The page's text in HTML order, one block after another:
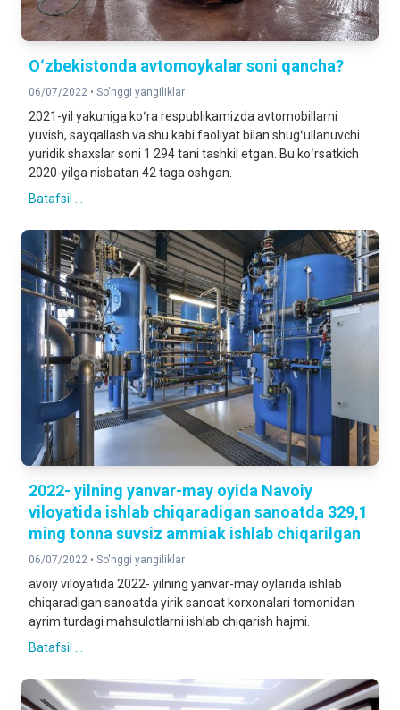
Oʻzbekistonda avtomoykalar soni qancha?
06/07/2022 • So'nggi yangiliklar
2021-yil yakuniga koʻra respublikamizda avtomobillarni
yuvish, sayqallash va shu kabi faoliyat bilan shugʻullanuvchi
yuridik shaxslar soni 1 294 tani tashkil etgan. Bu koʻrsatkich
2020-yilga nisbatan 42 taga oshgan.
Batafsil ...
2022- yilning yanvar-may oyida Navoiy
viloyatida ishlab chiqaradigan sanoatda 329,1
ming tonna suvsiz ammiak ishlab chiqarilgan
06/07/2022 • So'nggi yangiliklar
avoiy viloyatida 2022- yilning yanvar-may oylarida ishlab
chiqaradigan sanoatda yirik sanoat korxonalari tomonidan
ayrim turdagi mahsulotlarni ishlab chiqarish hajmi.
Batafsil ...